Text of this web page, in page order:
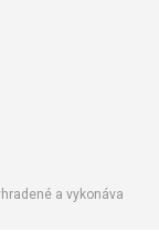
a vykonáva